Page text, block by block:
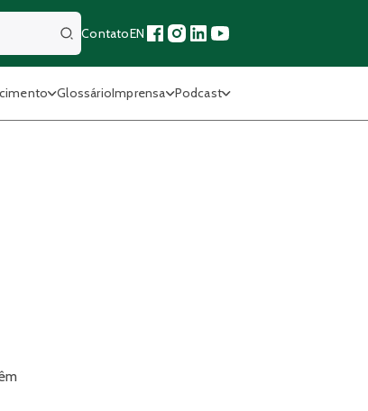
BuscarContatoEN
GlossárioImprensa Podcast